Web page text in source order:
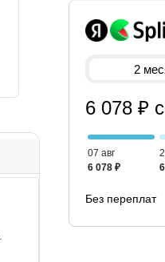
2
6 078 ₽
07 авг
6 078 ₽
Без переплат